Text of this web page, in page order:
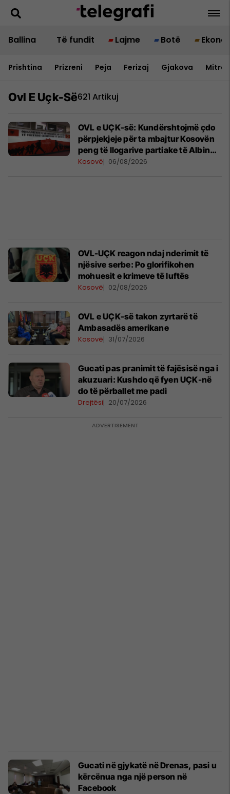
Ballina Të fundit Lajme Botë
Prishtina Prizreni Peja Ferizaj Gjakova
Ovl E Uçk-Së621 Artikuj
OVL e UÇK-së: Kundërshtojmë çdo
përpjekjeje për ta mbajtur Kosovën
peng të llogarive partiake të Albin
Kurtit
Kosovë 06/08/2026
OVL-UÇK reagon ndaj nderimit të
njësive serbe: Po glorifikohen
mohuesit e krimeve të luftës
Kosovë 02/08/2026
OVL e UÇK-së takon zyrtarë të
Ambasadës amerikane
Kosovë 31/07/2026
​Gucati pas pranimit të fajësisë nga i
akuzuari: Kushdo që fyen UÇK-në
do të përballet me padi
Drejtësi 20/07/2026
​Gucati në gjykatë në Drenas, pasi u
kërcënua nga një person në
Facebook